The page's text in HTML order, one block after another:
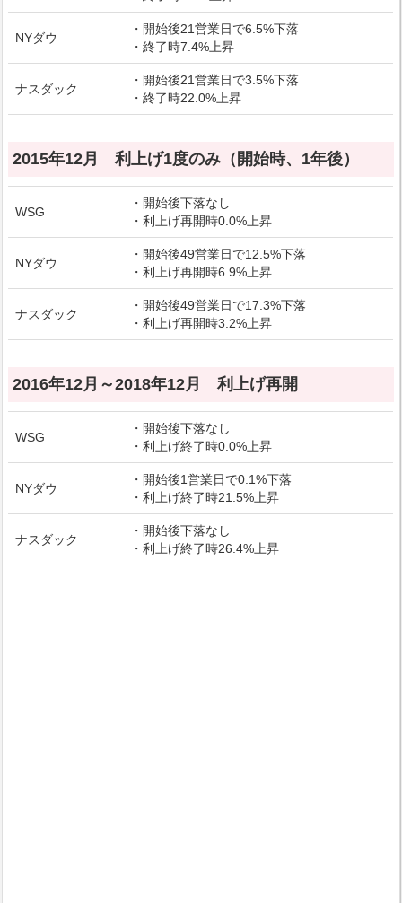
NYダウ
・開始後21営業日で6.5%下落
・終了時7.4%上昇
ナスダック
・開始後21営業日で3.5%下落
・終了時22.0%上昇
2015年12月 利上げ1度のみ（開始時、1年後）
WSG
・開始後下落なし
・利上げ再開時0.0%上昇
NYダウ
・開始後49営業日で12.5%下落
・利上げ再開時6.9%上昇
ナスダック
・開始後49営業日で17.3%下落
・利上げ再開時3.2%上昇
2016年12月～2018年12月 利上げ再開
WSG
・開始後下落なし
・利上げ終了時0.0%上昇
NYダウ
・開始後1営業日で0.1%下落
・利上げ終了時21.5%上昇
ナスダック
・開始後下落なし
・利上げ終了時26.4%上昇